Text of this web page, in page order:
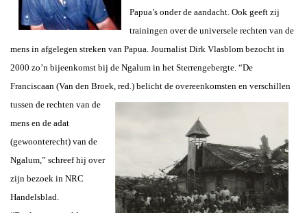
Papua’s onder de aandacht. Ook geeft zij
trainingen over de universele rechten van de
mens in afgelegen streken van Papua. Journalist Dirk Vlasblom bezocht in
2000 zo’n bijeenkomst bij de Ngalum in het Sterrengebergte. “De
Franciscaan (Van den Broek, red.) belicht de overeenkomsten en verschillen
tussen de rechten van de
mens en de adat
(gewoonterecht) van de
Ngalum,” schreef hij over
zijn bezoek in NRC
Handelsblad.